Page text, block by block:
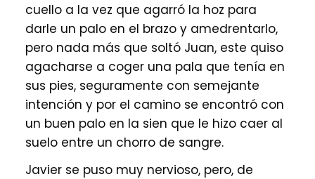
cuello a la vez que agarró la hoz para
darle un palo en el brazo y amedrentarlo,
pero nada más que soltó Juan, este quiso
agacharse a coger una pala que tenía en
sus pies, seguramente con semejante
intención y por el camino se encontró con
un buen palo en la sien que le hizo caer al
suelo entre un chorro de sangre.
Javier se puso muy nervioso, pero, de